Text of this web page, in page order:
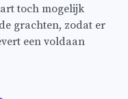
toch mogelijk
grachten, zodat er
een voldaan